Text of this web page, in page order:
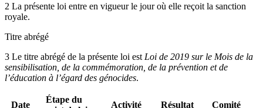
2 La présente loi entre en vigueur le jour où elle reçoit la sanction
royale.
Titre abrégé
3 Le titre abrégé de la présente loi est Loi de 2019 sur le Mois de la
sensibilisation, de la commémoration, de la prévention et de
l’éducation à l’égard des génocides.
Date
Étape du
Activité Résultat Comité